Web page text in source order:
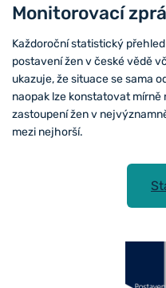
Monitorovací
Každoroční statistický
postavení žen v české vědě
ukazuje, že situace se sama
naopak lze konstatovat
zastoupení žen v
mezi nejhorší.